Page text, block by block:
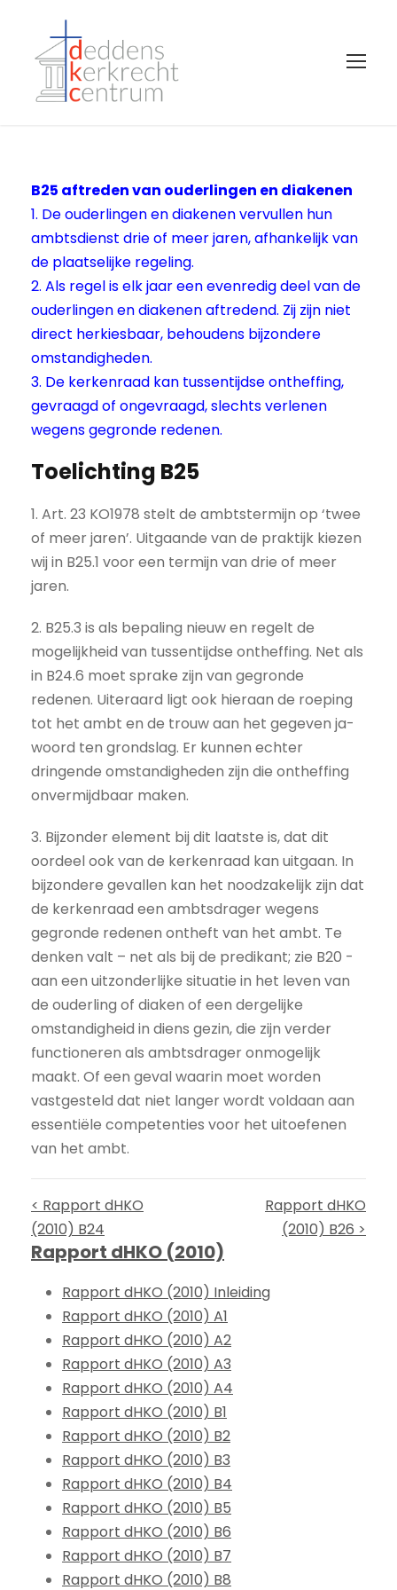
B25 aftreden van ouderlingen en diakenen
1. De ouderlingen en diakenen vervullen hun
ambtsdienst drie of meer jaren, afhankelijk van
de plaatselijke regeling.
2. Als regel is elk jaar een evenredig deel van de
ouderlingen en diakenen aftredend. Zij zijn niet
direct herkiesbaar, behoudens bijzondere
omstandigheden.
3. De kerkenraad kan tussentijdse ontheffing,
gevraagd of ongevraagd, slechts verlenen
wegens gegronde redenen.
Toelichting B25
1. Art. 23 KO1978 stelt de ambtstermijn op ‘twee
of meer jaren’. Uitgaande van de praktijk kiezen
wij in B25.1 voor een termijn van drie of meer
jaren.
2. B25.3 is als bepaling nieuw en regelt de
mogelijkheid van tussentijdse ontheffing. Net als
in B24.6 moet sprake zijn van gegronde
redenen. Uiteraard ligt ook hieraan de roeping
tot het ambt en de trouw aan het gegeven ja-
woord ten grondslag. Er kunnen echter
dringende omstandigheden zijn die ontheffing
onvermijdbaar maken.
3. Bijzonder element bij dit laatste is, dat dit
oordeel ook van de kerkenraad kan uitgaan. In
bijzondere gevallen kan het noodzakelijk zijn dat
de kerkenraad een ambtsdrager wegens
gegronde redenen ontheft van het ambt. Te
denken valt – net als bij de predikant; zie B20 -
aan een uitzonderlijke situatie in het leven van
de ouderling of diaken of een dergelijke
omstandigheid in diens gezin, die zijn verder
functioneren als ambtsdrager onmogelijk
maakt. Of een geval waarin moet worden
vastgesteld dat niet langer wordt voldaan aan
essentiële competenties voor het uitoefenen
van het ambt.
< Rapport dHKO
(2010) B24
Rapport dHKO
(2010) B26 >
Rapport dHKO (2010)
Rapport dHKO (2010) Inleiding
Rapport dHKO (2010) A1
Rapport dHKO (2010) A2
Rapport dHKO (2010) A3
Rapport dHKO (2010) A4
Rapport dHKO (2010) B1
Rapport dHKO (2010) B2
Rapport dHKO (2010) B3
Rapport dHKO (2010) B4
Rapport dHKO (2010) B5
Rapport dHKO (2010) B6
Rapport dHKO (2010) B7
Rapport dHKO (2010) B8